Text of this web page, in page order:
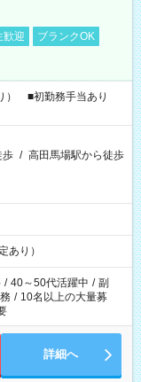
歓迎
ブランクOK
） ■初勤務手当あり
歩 / 高田馬場駅から徒歩
あり）
/ 40～50代活躍中 / 副
/ 10名以上の大量募
詳細へ